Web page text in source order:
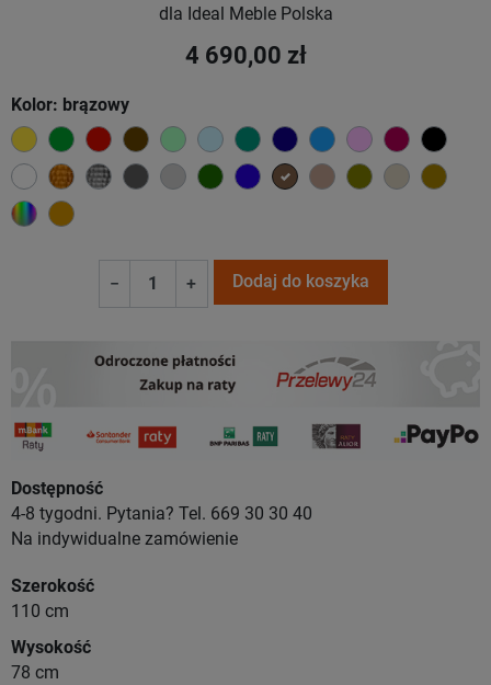
dla Ideal Meble Polska
4 690,00 zł
Kolor: brązowy
żółtyzielonyczerwonyczekoladowy
miętowybłękitnyturkusowygranatowy
niebieskiróżowymalinowy
białyzłotysrebrnyciemno szary
jasnoszarybutelkowa zieleń
ciemno niebieski
brązowyjasnobrązowy
oliwkowy
beżowykhaki
wybór koloru
koniakowy
− + Dodaj do koszyka
Dostępność
4-8 tygodni. Pytania? Tel. 669 30 30 40
Na indywidualne zamówienie
Szerokość
110 cm
Wysokość
78 cm